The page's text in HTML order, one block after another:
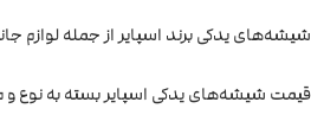
شیشه‌های یدکی برند اسپایر از جمله لوازم
قیمت شیشه‌های یدکی اسپایر بسته به نوع و